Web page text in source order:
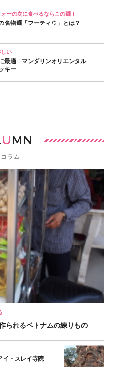
ーの次に食べるならこの麺！
名物麺「フーティウ」とは？
しい
最適！マンダリンオリエンタル
キー
UMN
ラム
られるベトナムの練りもの
イ・スレイ寺院